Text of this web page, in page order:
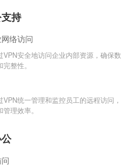
持
络访问
VPN安全地访问企业内部资源，确保数
整性。
VPN统一管理和监控员工的远程访问，
理效率。